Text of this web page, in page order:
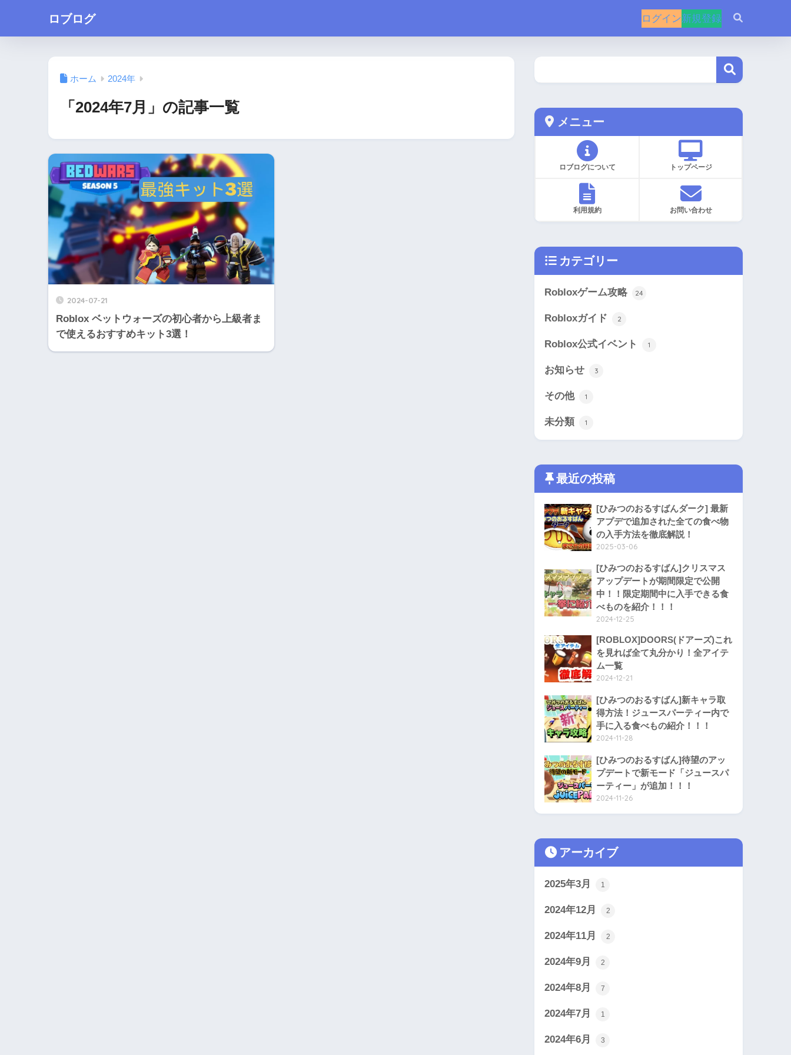
ロブログ ログイン新規登録
ホーム 2024年
「2024年7月」の記事一覧
2024-07-21
Roblox ベットウォーズの初心者から上級者ま
で使えるおすすめキット3選！
メニュー
ロブログについて トップページ
利用規約 お問い合わせ
カテゴリー
Robloxゲーム攻略 24
Robloxガイド 2
Roblox公式イベント 1
お知らせ 3
その他 1
未分類 1
最近の投稿
[ひみつのおるすばんダーク] 最新
アプデで追加された全ての食べ物
の入手方法を徹底解説！
2025-03-06
[ひみつのおるすばん]クリスマス
アップデートが期間限定で公開
中！！限定期間中に入手できる食
べものを紹介！！！
2024-12-25
[ROBLOX]DOORS(ドアーズ)これ
を見れば全て丸分かり！全アイテ
ム一覧
2024-12-21
[ひみつのおるすばん]新キャラ取
得方法！ジュースパーティー内で
手に入る食べもの紹介！！！
2024-11-28
[ひみつのおるすばん]待望のアッ
プデートで新モード「ジュースパ
ーティー」が追加！！！
2024-11-26
アーカイブ
2025年3月 1
2024年12月 2
2024年11月 2
2024年9月 2
2024年8月 7
2024年7月 1
2024年6月 3